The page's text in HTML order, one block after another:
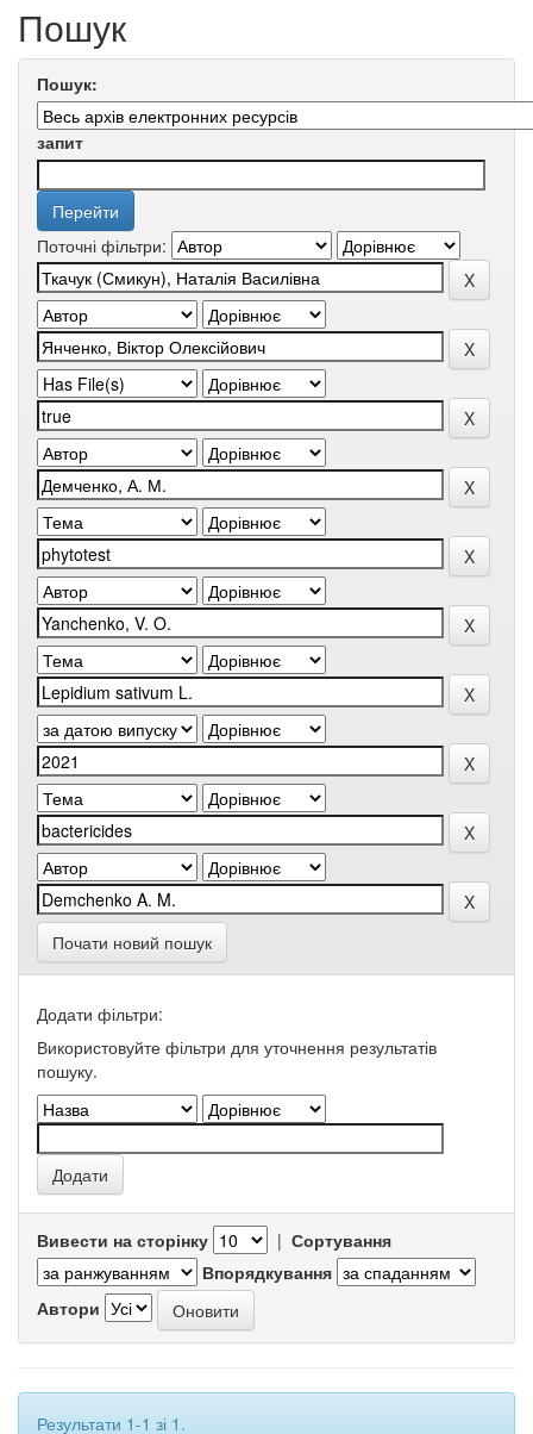
Пошук
Пошук:
запит
Поточні фільтри:
Почати новий пошук
Додати фільтри:
Використовуйте фільтри для уточнення результатів
пошуку.
Вивести на сторінку | Сортування
Впорядкування
Автори
Результати 1-1 зі 1.